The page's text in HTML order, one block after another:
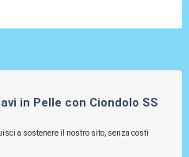
in Pelle con Ciondolo SS
a sostenere il nostro sito, senza costi